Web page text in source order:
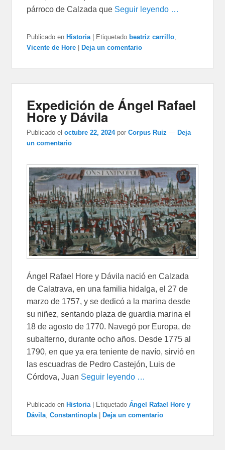
párroco de Calzada que Seguir leyendo …
Publicado en Historia Etiquetado beatriz carrillo,
Vicente de Hore
Deja un comentario
Expedición de Ángel Rafael
Hore y Dávila
Publicado el octubre 22, 2024 porCorpus Ruiz — Deja
un comentario
Ángel Rafael Hore y Dávila nació en Calzada
de Calatrava, en una familia hidalga, el 27 de
marzo de 1757, y se dedicó a la marina desde
su niñez, sentando plaza de guardia marina el
18 de agosto de 1770. Navegó por Europa, de
subalterno, durante ocho años. Desde 1775 al
1790, en que ya era teniente de navío, sirvió en
las escuadras de Pedro Castejón, Luis de
Córdova, Juan Seguir leyendo …
Publicado en Historia Etiquetado Ángel Rafael Hore y
Dávila,Constantinopla Deja un comentario